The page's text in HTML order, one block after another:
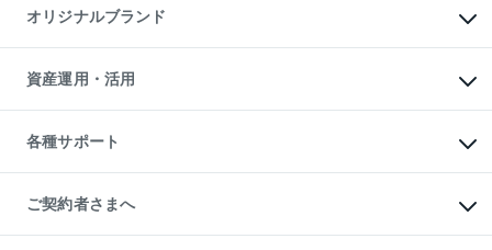
アパート経営
収益物件
ビル購入（ビル一棟）
投資用不動産の売却査定
事業用不動産の売却査定
マンションライブラリー
人気マンションランキング
暮らしに役立つ不動産メディア
不動産相場・不動産価格情報
不動産コラム・ニュース
不動産用語集
不動産なんでもネット相談室
住まいの税金
オリジナルブランド
一棟リノベーションマンション
L`GENTE（ルジェンテ）
区分リノベーションマンション
投資用一棟レジデンスWELL
不動産小口投資
LEGACIA（レガシア）
資産運用・活用
不動産M&A
アセットマネジメント・出資
各種サポート
相続サポート
リフォームサポート
ご契約者さまへ